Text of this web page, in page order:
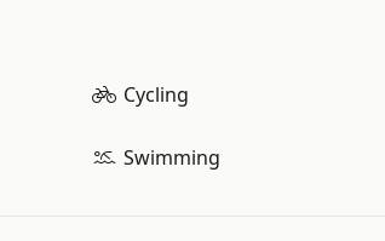
Cycling
Swimming